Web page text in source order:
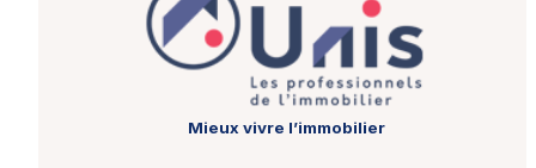
Mieux vivre l’immobilier